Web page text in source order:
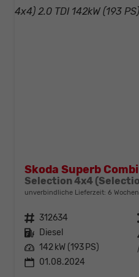
Skoda Superb Combi
unverbindliche Lieferzeit: 6 Wochen
Fahrzeugnr. 312634
Kraftstoff Diesel
Leistung 142 kW (193 PS)
01.08.2024